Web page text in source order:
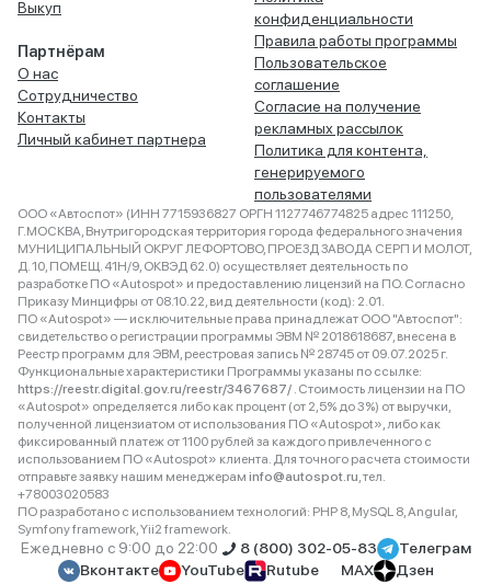
Выкуп
Партнёрам
О нас
Сотрудничество
Контакты
Личный кабинет партнера
конфиденциальности
Правила работы программы
Пользовательское
соглашение
Согласие на получение
рекламных рассылок
Политика для контента,
генерируемого
пользователями
ООО «Автоспот» (ИНН 7715936827 ОРГН 1127746774825 адрес 111250,
Г.МОСКВА, Внутригородская территория города федерального значения
МУНИЦИПАЛЬНЫЙ ОКРУГ ЛЕФОРТОВО, ПРОЕЗД ЗАВОДА СЕРП И МОЛОТ,
Д. 10, ПОМЕЩ. 41Н/9, ОКВЭД 62.0) осуществляет деятельность по
разработке ПО «Autospot» и предоставлению лицензий на ПО. Согласно
Приказу Минцифры от 08.10.22, вид деятельности (код): 2.01.
ПО «Autospot» — исключительные права принадлежат ООО "Автоспот":
свидетельство о регистрации программы ЭВМ № 2018618687, внесена в
Реестр программ для ЭВМ, реестровая запись № 28745 от 09.07.2025 г.
Функциональные характеристики Программы указаны по ссылке:
https://reestr.digital.gov.ru/reestr/3467687/ . Стоимость лицензии на ПО
«Autospot» определяется либо как процент (от 2,5% до 3%) от выручки,
полученной лицензиатом от использования ПО «Autospot», либо как
фиксированный платеж от 1100 рублей за каждого привлеченного с
использованием ПО «Autospot» клиента. Для точного расчета стоимости
отправьте заявку нашим менеджерам info@autospot.ru, тел.
+78003020583
ПО разработано с использованием технологий: PHP 8, MySQL 8, Angular,
Symfony framework, Yii2 framework.
Ежедневно с 9:00 до 22:00 8 (800) 302-05-83
Телеграм
Вконтакте
YouTube Rutube MAX
Дзен